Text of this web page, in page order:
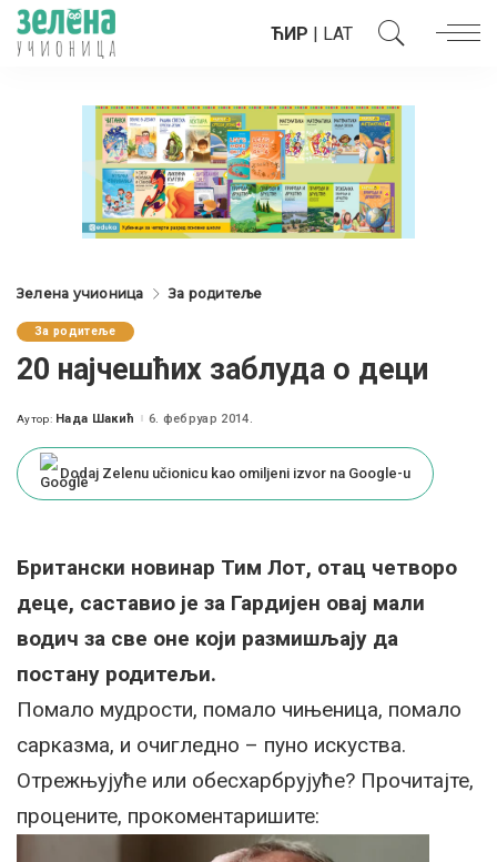
ЋИР | LAT
Зелена учионица За родитеље
За родитеље
20 најчешћих заблуда о деци
Posted
Аутор: Нада Шакић 6. фебруар 2014.
Dodaj Zelenu učionicu kao omiljeni izvor na Google-u
Британски новинар Тим Лот, отац четворо
деце, саставио је за Гардијен овај мали
водич за све оне који размишљају да
постану родитељи.
Помало мудрости, помало чињеница, помало
сарказма, и очигледно – пуно искуства.
Отрежњујуће или обесхарбрујуће? Прочитајте,
процените, прокоментаришите: